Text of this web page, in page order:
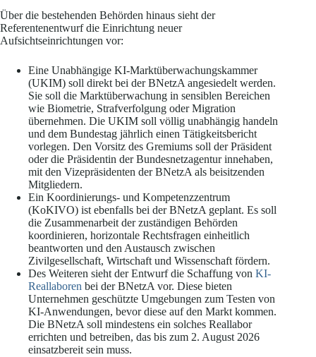
Über die bestehenden Behörden hinaus sieht der
Referentenentwurf die Einrichtung neuer
Aufsichtseinrichtungen vor:
Eine Unabhängige KI-Marktüberwachungskammer
(UKIM) soll direkt bei der BNetzA angesiedelt werden.
Sie soll die Marktüberwachung in sensiblen Bereichen
wie Biometrie, Strafverfolgung oder Migration
übernehmen. Die UKIM soll völlig unabhängig handeln
und dem Bundestag jährlich einen Tätigkeitsbericht
vorlegen. Den Vorsitz des Gremiums soll der Präsident
oder die Präsidentin der Bundesnetzagentur innehaben,
mit den Vizepräsidenten der BNetzA als beisitzenden
Mitgliedern.
Ein Koordinierungs- und Kompetenzzentrum
(KoKIVO) ist ebenfalls bei der BNetzA geplant. Es soll
die Zusammenarbeit der zuständigen Behörden
koordinieren, horizontale Rechtsfragen einheitlich
beantworten und den Austausch zwischen
Zivilgesellschaft, Wirtschaft und Wissenschaft fördern.
Des Weiteren sieht der Entwurf die Schaffung von KI-
Reallaboren bei der BNetzA vor. Diese bieten
Unternehmen geschützte Umgebungen zum Testen von
KI-Anwendungen, bevor diese auf den Markt kommen.
Die BNetzA soll mindestens ein solches Reallabor
errichten und betreiben, das bis zum 2. August 2026
einsatzbereit sein muss.